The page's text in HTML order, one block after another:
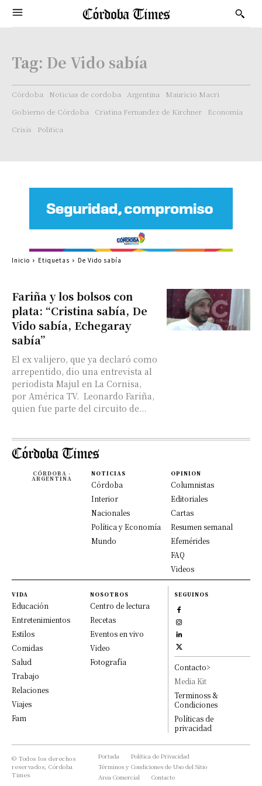
Tag: De Vido sabía
Córdoba Noticias de cordoba Argentina
Mauricio Macri
Gobierno de Córdoba
Cristina Fernandez de Kirchner
Economía
Crisis
Politica
Fariña y los bolsos con
plata: “Cristina sabía, De
Vido sabía, Echegaray
sabía”
El ex valijero, que ya declaró como
arrepentido, dio una entrevista al
periodista Majul en La Cornisa,
por América TV. Leonardo Fariña,
quien fue parte del circuito de...
Inicio Etiquetas De Vido sabía
CÓRDOBA -
ARGENTINA
NOTICIAS
Córdoba
Interior
Nacionales
Política y Economía
Mundo
OPINION
Columnistas
Editoriales
Cartas
Resumen semanal
Efemérides
FAQ
Videos
VIDA
Educación
Entretenimientos
Estilos
Comidas
Salud
Trabajo
Relaciones
Viajes
Fam
NOSOTROS
Centro de lectura
Recetas
Eventos en vivo
Video
Fotografía
SEGUINOS
Contacto>
Media Kit
Terminoss &
Condiciones
Políticas de
privacidad
© Todos los derechos
reservados, Córdoba
Times
Portada
Política de Privacidad
Términos y Condiciones de Uso del Sitio
Area Comercial
Contacto